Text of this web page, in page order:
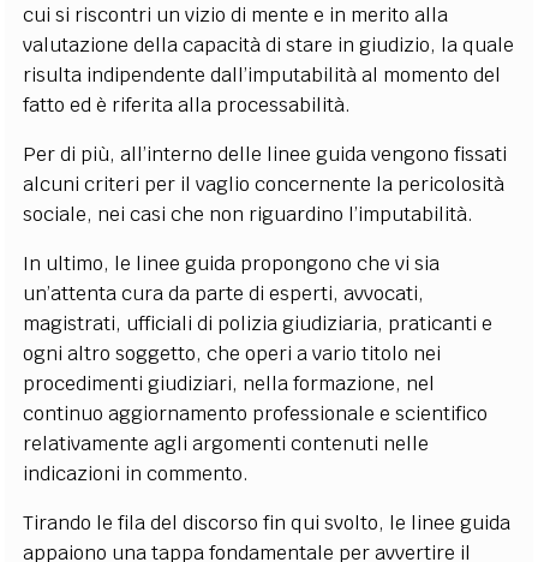
cui si riscontri un vizio di mente e in merito alla
valutazione della capacità di stare in giudizio, la quale
risulta indipendente dall’imputabilità al momento del
fatto ed è riferita alla processabilità.
Per di più, all’interno delle linee guida vengono fissati
alcuni criteri per il vaglio concernente la pericolosità
sociale, nei casi che non riguardino l’imputabilità.
In ultimo, le linee guida propongono che vi sia
un’attenta cura da parte di esperti, avvocati,
magistrati, ufficiali di polizia giudiziaria, praticanti e
ogni altro soggetto, che operi a vario titolo nei
procedimenti giudiziari, nella formazione, nel
continuo aggiornamento professionale e scientifico
relativamente agli argomenti contenuti nelle
indicazioni in commento.
Tirando le fila del discorso fin qui svolto, le linee guida
appaiono una tappa fondamentale per avvertire il